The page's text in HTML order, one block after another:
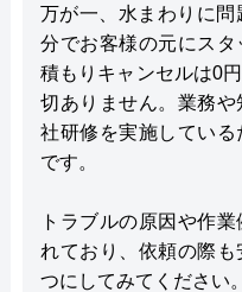
万が一、水まわりに
分でお客様の元にス
積もりキャンセルは0
切ありません。業務
社研修を実施している
です。
トラブルの原因や作
れており、依頼の際
つにしてみてください。